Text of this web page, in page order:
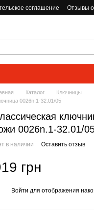
соглашение Отзывы о
Каталог Ключницы
0026n.1-32.01/05
0026n.1-32.01/
в наличии Оставить отзыв
грн
Войти для отображения